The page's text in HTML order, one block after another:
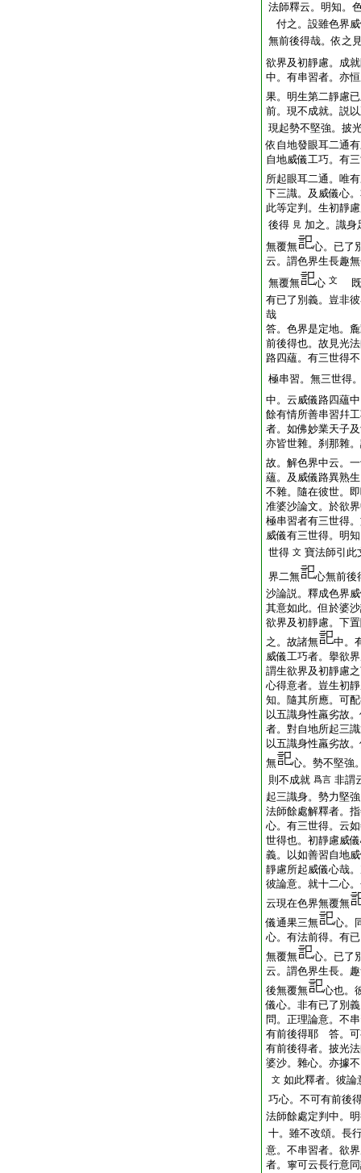
法師釋云。明知。
付之。設雖色界
無前後得哉。依之
欲界及初靜慮。成
中。有串習者。亦
果。明生第二靜慮
前。現不成就。説
現起勢不堅強。披
依自地發眼耳二通
自地威儀工巧。有
所起眼耳二通。唯有
下三識。及威儀心
此等定判。生初靜
後得 見 加之。識身
無覆無
心。已了
云。謂色界生長趣
無覆無
心 文
既
有已了別義。豈非
哉
答。色界是定地。
前後得也。故見光
路四蘊。有三世得
極串習。無三世得
中。云威儀路四蘊
餘有情所善串習幷
者。如佛妙業天子
亦皆世雜。刹那雜
故。解色界中云。
蘊。及威儀路異熟
不雜。隨在彼世。
准婆沙論文。於欲
極串習者有三世得
威儀有三世得。明
世得 文 寶法師引此
界二無
心無前後
沙論説。釋成色界
其意如此。但於婆
欲界及初靜慮。下
之。故諸無
中。
威儀工巧者。擧欲
謂生欲界及初靜慮
心得意者。豈生初
知。隨其所應。可
以五識身性羸劣故
者。對自地所起三
以五識身性羸劣故
無
心。勢不堅強
則不成就 爲言 非謂
起三識身。勢力堅
法師餘處解釋者。
心。有三世得。云
世得也。初靜慮威
義。以如善習自地
靜慮所起威儀心哉
彼論意。就十二心
云現在色界無覆無
儀通果三無
心。
心。有法前得。有
無覆無
心。已了
云。謂色界生長。
後無覆無
心也。
儀心。非有已了別
問。正理論意。不
有前後得耶 答。可
有前後得者。披光
婆沙。雜心。亦據
文 如此釋者。彼論
巧心。不可有前後
法師餘處定判中。
十。雖不改頌。長
意。不串習者。欲
者。寧可云長行意